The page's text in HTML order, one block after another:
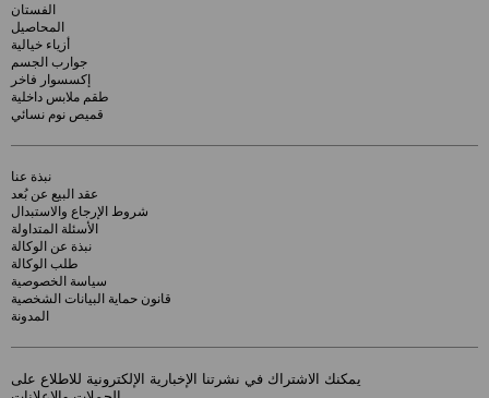
الفستان
المحاصيل
أزياء خيالية
جوارب الجسم
إكسسوار فاخر
طقم ملابس داخلية
قميص نوم نسائي
نبذة عنا
عقد البيع عن بُعد
شروط الإرجاع والاستبدال
الأسئلة المتداولة
نبذة عن الوكالة
طلب الوكالة
سياسة الخصوصية
قانون حماية البيانات الشخصية
المدونة
يمكنك الاشتراك في نشرتنا الإخبارية الإلكترونية للاطلاع على